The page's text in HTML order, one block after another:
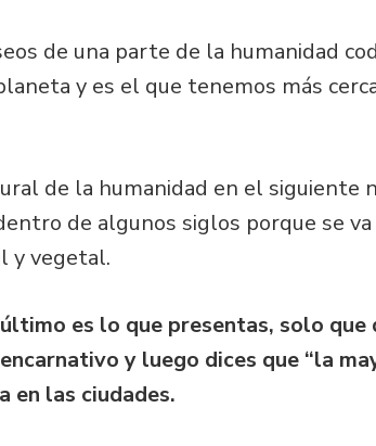
de una parte de la humanidad
y es el que tenemos más
de la humanidad en el siguiente
de algunos siglos porque se
y vegetal.
es lo que presentas, solo que
y luego dices que “la
en las ciudades.